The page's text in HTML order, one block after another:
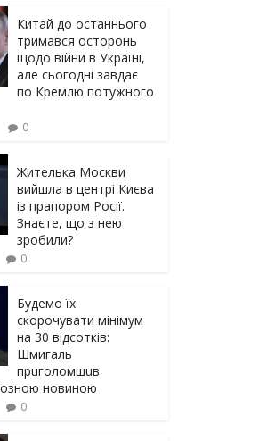
Китай до останнього
тримався осторонь
щодо вiйни в Україні,
але сьогодні завдає
по Кремлю потужного
0
Жителька Москви
вийшла в центрі Києва
із прапором Росії.
Знаєте, що з нею
зробили?
0
Будемо їх
скорочувати мінімум
на 30 відсотків:
Шмигаль
прuголомшuв
новиною
0